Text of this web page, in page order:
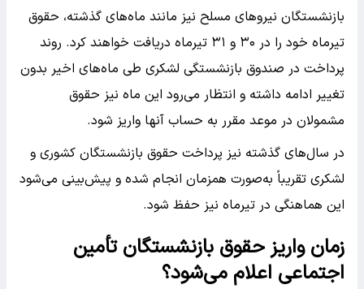
بازنشستگان نیروهای مسلح نیز مانند ماه‌های گذشته، حقوق
تیرماه خود را در ۳۰ و ۳۱ تیرماه دریافت خواهند کرد. روند
پرداخت در صندوق بازنشستگی لشکری طی ماه‌های اخیر بدون
تغییر ادامه داشته و انتظار می‌رود این ماه نیز حقوق
مشمولان در موعد مقرر به حساب آنها واریز شود.
در سال‌های گذشته نیز پرداخت حقوق بازنشستگان کشوری و
لشکری تقریباً به‌صورت همزمان انجام شده و پیش‌بینی می‌شود
این هماهنگی در تیرماه نیز حفظ شود.
زمان واریز حقوق بازنشستگان تأمین
اجتماعی اعلام می‌شود؟